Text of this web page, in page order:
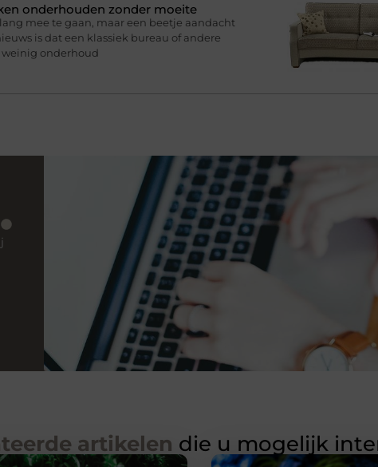
onderhouden zonder moeite
mee te gaan, maar een beetje aandacht
is dat een klassiek bureau of andere
weinig onderhoud
artikelen die u mogelijk